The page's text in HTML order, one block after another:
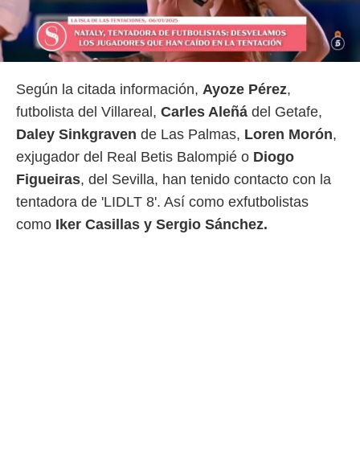
e
publicidad
publicidad
de
1199
Según la citada información, Ayoze Pérez,
futbolista del Villareal, Carles Aleñá del Getafe,
Daley Sinkgraven de Las Palmas, Loren Morón,
exjugador del Real Betis Balompié o Diogo
Figueiras, del Sevilla, han tenido contacto con la
tentadora de 'LIDLT 8'. Así como exfutbolistas
como Iker Casillas y Sergio Sánchez.